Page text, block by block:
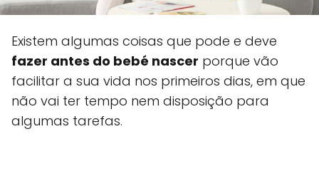
Existem algumas coisas que pode e deve
fazer antes do bebé nascer porque vão
facilitar a sua vida nos primeiros dias, em que
não vai ter tempo nem disposição para
algumas tarefas.